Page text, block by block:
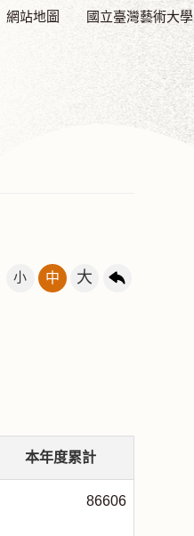
網站地圖 國立臺灣藝術大學
小 中 大
本年度累計
86606